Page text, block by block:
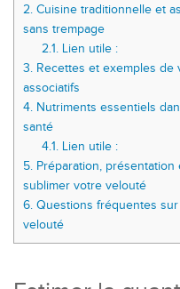
2. Cuisine traditionnelle et
sans trempage
2.1. Lien utile :
3. Recettes et exemples
associatifs
4. Nutriments essentiels
santé
4.1. Lien utile :
5. Préparation,
sublimer votre velouté
6. Questions fréquentes
velouté